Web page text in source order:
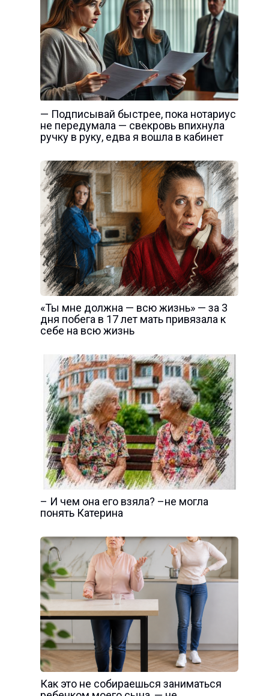
— Подписывай быстрее, пока нотариус
не передумала — свекровь впихнула
ручку в руку, едва я вошла в кабинет
«Ты мне должна — всю жизнь» — за 3
дня побега в 17 лет мать привязала к
себе на всю жизнь
– И чем она его взяла? –не могла
понять Катерина
Как это не собираешься заниматься